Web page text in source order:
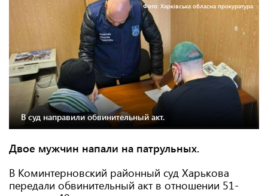
Фото: Харківська обласна прокуратура
В суд направили обвинительный акт.
Двое мужчин напали на патрульных.
В Коминтерновский районный суд Харькова
передали обвинительный акт в отношении 51-